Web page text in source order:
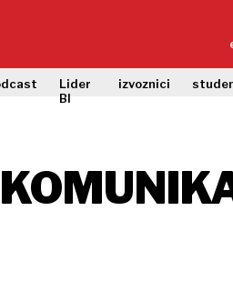
Lider
BI
izvoznici